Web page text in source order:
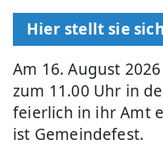
Hier stellt sie
Am 16. August
zum 11.00 Uhr in
feierlich in ihr Amt
ist Gemeindefest.